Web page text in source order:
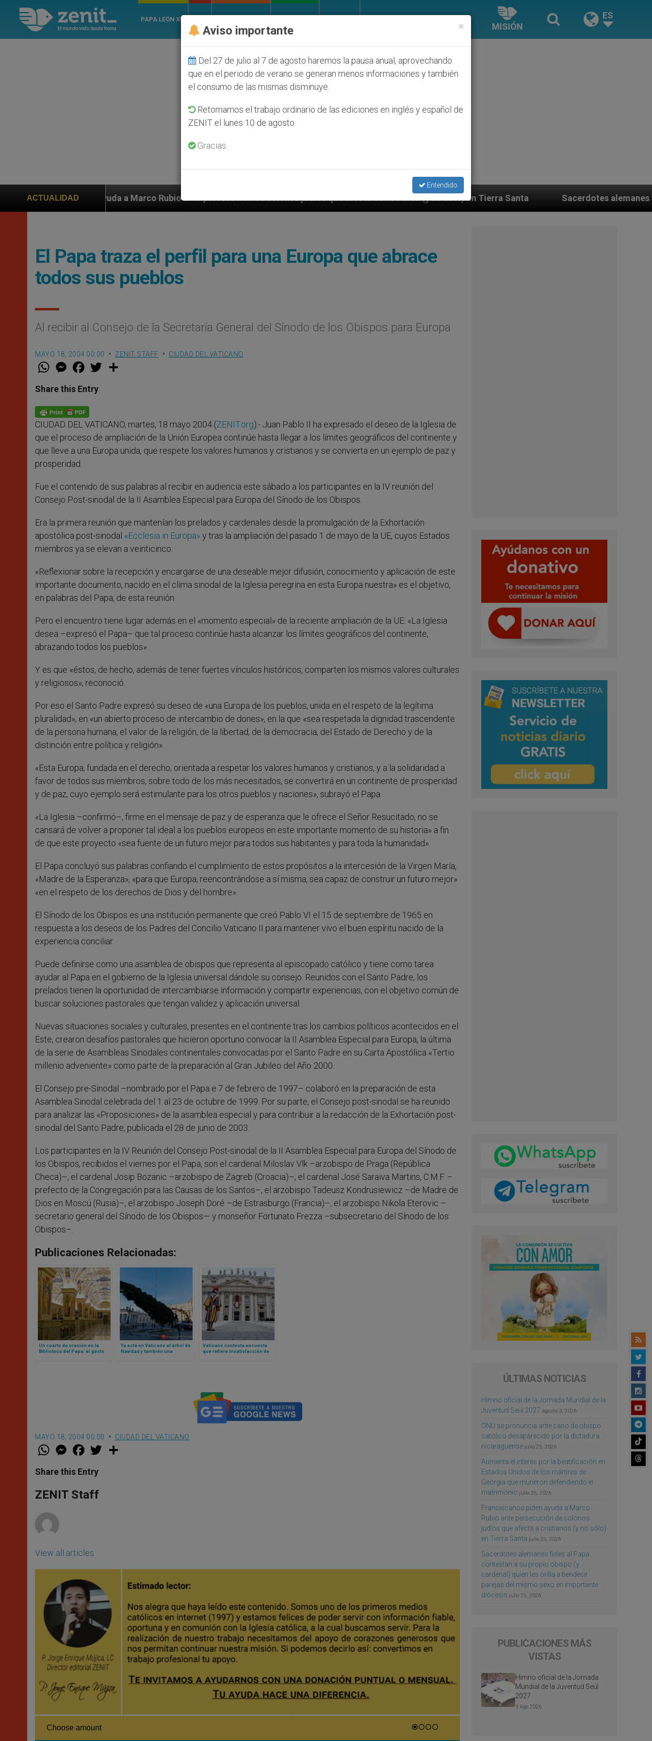
PAPA LEÓN XIV
MISIÓN
ES
ACTUALIDAD
a Marco Rubio ante persecución de colonos judíos que afecta a cristianos (y no sólo) en Tierra Santa Sacerdotes alemanes fieles al Papa
El Papa traza el perfil para una Europa que abrace
todos sus pueblos
Al recibir al Consejo de la Secretaría General del Sínodo de los Obispos para Europa
MAYO 18, 2004 00:00 ZENIT STAFF CIUDAD DEL VATICANO
W
t
s
p
p
M
e
s
e
g
e
r
F
a
e
b
o
k
w
Share this Entry
CIUDAD DEL VATICANO, martes, 18 mayo 2004 (ZENIT.org).- Juan Pablo II ha expresado el deseo de la Iglesia de
que el proceso de ampliación de la Unión Europea continúe hasta llegar a los límites geográficos del continente y
que lleve a una Europa unida, que respete los valores humanos y cristianos y se convierta en un ejemplo de paz y
prosperidad.
Fue el contenido de sus palabras al recibir en audiencia este sábado a los participantes en la IV reunión del
Consejo Post-sinodal de la II Asamblea Especial para Europa del Sínodo de los Obispos.
Era la primera reunión que mantenían los prelados y cardenales desde la promulgación de la Exhortación
apostólica post-sinodal «Ecclesia in Europa» y tras la ampliación del pasado 1 de mayo de la UE, cuyos Estados
miembros ya se elevan a veinticinco.
«Reflexionar sobre la recepción y encargarse de una deseable mejor difusión, conocimiento y aplicación de este
importante documento, nacido en el clima sinodal de la Iglesia peregrina en esta Europa nuestra» es el objetivo,
en palabras del Papa, de esta reunión.
Pero el encuentro tiene lugar además en el «momento especial» de la reciente ampliación de la UE: «La Iglesia
desea –expresó el Papa– que tal proceso continúe hasta alcanzar los límites geográficos del continente,
abrazando todos los pueblos».
Y es que «éstos, de hecho, además de tener fuertes vínculos históricos, comparten los mismos valores culturales
y religiosos», reconoció.
Por eso el Santo Padre expresó su deseo de «una Europa de los pueblos, unida en el respeto de la legítima
pluralidad», en «un abierto proceso de intercambio de dones», en la que «sea respetada la dignidad trascendente
de la persona humana, el valor de la religión, de la libertad, de la democracia, del Estado de Derecho y de la
distinción entre política y religión».
«Esta Europa, fundada en el derecho, orientada a respetar los valores humanos y cristianos, y a la solidaridad a
favor de todos sus miembros, sobre todo de los más necesitados, se convertirá en un continente de prosperidad
y de paz, cuyo ejemplo será estimulante para los otros pueblos y naciones», subrayó el Papa.
«La Iglesia –confirmó–, firme en el mensaje de paz y de esperanza que le ofrece el Señor Resucitado, no se
cansará de volver a proponer tal ideal a los pueblos europeos en este importante momento de su historia» a fin
de que este proyecto «sea fuente de un futuro mejor para todos sus habitantes y para toda la humanidad».
El Papa concluyó sus palabras confiando el cumplimiento de estos propósitos a la intercesión de la Virgen María,
«Madre de la Esperanza», «para que Europa, reencontrándose a sí misma, sea capaz de construir un futuro mejor»
«en el respeto de los derechos de Dios y del hombre».
El Sínodo de los Obispos es una institución permanente que creó Pablo VI el 15 de septiembre de 1965 en
respuesta a los deseos de los Padres del Concilio Vaticano II para mantener vivo el buen espíritu nacido de la
experiencia conciliar.
Puede definirse como una asamblea de obispos que representa al episcopado católico y tiene como tarea
ayudar al Papa en el gobierno de la Iglesia universal dándole su consejo. Reunidos con el Santo Padre, los
prelados tienen la oportunidad de intercambiarse información y compartir experiencias, con el objetivo común de
buscar soluciones pastorales que tengan validez y aplicación universal
Nuevas situaciones sociales y culturales, presentes en el continente tras los cambios políticos acontecidos en el
Este, crearon desafíos pastorales que hicieron oportuno convocar la II Asamblea Especial para Europa, la última
de la serie de Asambleas Sinodales continentales convocadas por el Santo Padre en su Carta Apostólica «Tertio
millenio adveniente» como parte de la preparación al Gran Jubileo del Año 2000.
El Consejo pre-Sinodal –nombrado por el Papa e 7 de febrero de 1997– colaboró en la preparación de esta
Asamblea Sinodal celebrada del 1 al 23 de octubre de 1999. Por su parte, el Consejo post-sinodal se ha reunido
para analizar las «Proposiciones» de la asamblea especial y para contribuir a la redacción de la Exhortación post-
sinodal del Santo Padre, publicada el 28 de junio de 2003.
Los participantes en la IV Reunión del Consejo Post-sinodal de la II Asamblea Especial para Europa del Sínodo de
los Obispos, recibidos el viernes por el Papa, son el cardenal Miloslav Vlk –arzobispo de Praga (República
Checa)–, el cardenal Josip Bozanic –arzobispo de Zagreb (Croacia)–, el cardenal José Saraiva Martins, C.M.F. –
prefecto de la Congregación para las Causas de los Santos–, el arzobispo Tadeusz Kondrusiewicz –de Madre de
Dios en Moscú (Rusia)–, el arzobispo Joseph Doré –de Estrasburgo (Francia)–, el arzobispo Nikola Eterovic –
secretario general del Sínodo de los Obispos— y monseñor Fortunato Frezza –subsecretario del Sínodo de los
Obispos–.
Publicaciones Relacionadas:
Un cuarto de oración en la
Biblioteca del Papa: el gesto
Ya está en Vaticano el árbol de
Navidad y también una
Vaticano contesta encuesta
que refiere insatisfacción de
MAYO 18, 2004 00:00 CIUDAD DEL VATICANO
W
t
s
p
p
M
e
s
e
g
e
F
a
e
b
o
k
w
Share this Entry
ZENIT Staff
View all articles
ÚLTIMAS NOTICIAS
Himno oficial de la Jornada Mundial de la
Juventud Seúl 2027 agosto 3, 2026
ONU se pronuncia ante caso de obispo
católico desaparecido por la dictadura
nicaragüense julio 25, 2026
Aumenta el interés por la beatificación en
Estados Unidos de los mártires de
Georgia que murieron defendiendo el
matrimonio julio 25, 2026
Franciscanos piden ayuda a Marco
Rubio ante persecución de colonos
judíos que afecta a cristianos (y no sólo)
en Tierra Santa julio 25, 2026
Sacerdotes alemanes fieles al Papa
contestan a su propio obispo (y
cardenal) quien les orilla a bendecir
parejas del mismo sexo en importante
diócesis julio 25, 2026
PUBLICACIONES MÁS
VISTAS
Himno oficial de la Jornada
Mundial de la Juventud Seúl
2027
3 Ago 2026
×
Aviso importante
Del 27 de julio al 7 de agosto haremos la pausa anual, aprovechando
que en el periodo de verano se generan menos informaciones y también
el consumo de las mismas disminuye.
Retomamos el trabajo ordinario de las ediciones en inglés y español de
ZENIT el lunes 10 de agosto.
Gracias.
Entendido